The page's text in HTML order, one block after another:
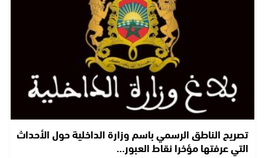
تصريح الناطق الرسمي باسم وزارة الداخلية حول الأحداث
التي عرفتها مؤخرا نقاط العبور…